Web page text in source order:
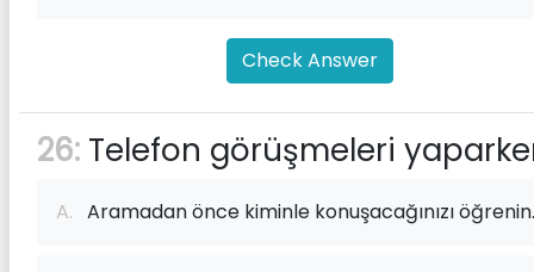
Check Answer
26: Telefon görüşmeleri
A. Aramadan önce kiminle konuşacağınızı öğrenin.